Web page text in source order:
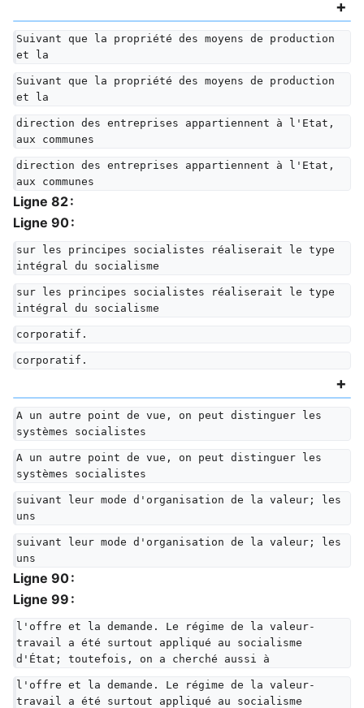
Suivant que la propriété des moyens de production
et la
Suivant que la propriété des moyens de production
et la
direction des entreprises appartiennent à l'Etat,
aux communes
direction des entreprises appartiennent à l'Etat,
aux communes
Ligne 82 :
Ligne 90 :
sur les principes socialistes réaliserait le type
intégral du socialisme
sur les principes socialistes réaliserait le type
intégral du socialisme
corporatif.
corporatif.
A un autre point de vue, on peut distinguer les
systèmes socialistes
A un autre point de vue, on peut distinguer les
systèmes socialistes
suivant leur mode d'organisation de la valeur; les
uns
suivant leur mode d'organisation de la valeur; les
uns
Ligne 90 :
Ligne 99 :
l'offre et la demande. Le régime de la valeur-
travail a été surtout appliqué au socialisme
d'État; toutefois, on a cherché aussi à
l'offre et la demande. Le régime de la valeur-
travail a été surtout appliqué au socialisme